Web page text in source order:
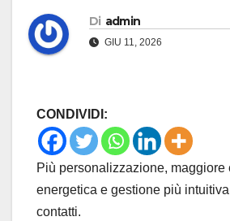
Di admin
GIU 11, 2026
CONDIVIDI:
Più personalizzazione, maggiore
energetica e gestione più
contatti.